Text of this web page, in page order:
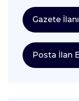
Gazete
Posta İlan